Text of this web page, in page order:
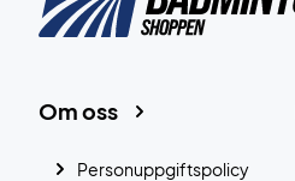
Om oss
Personuppgiftspolicy